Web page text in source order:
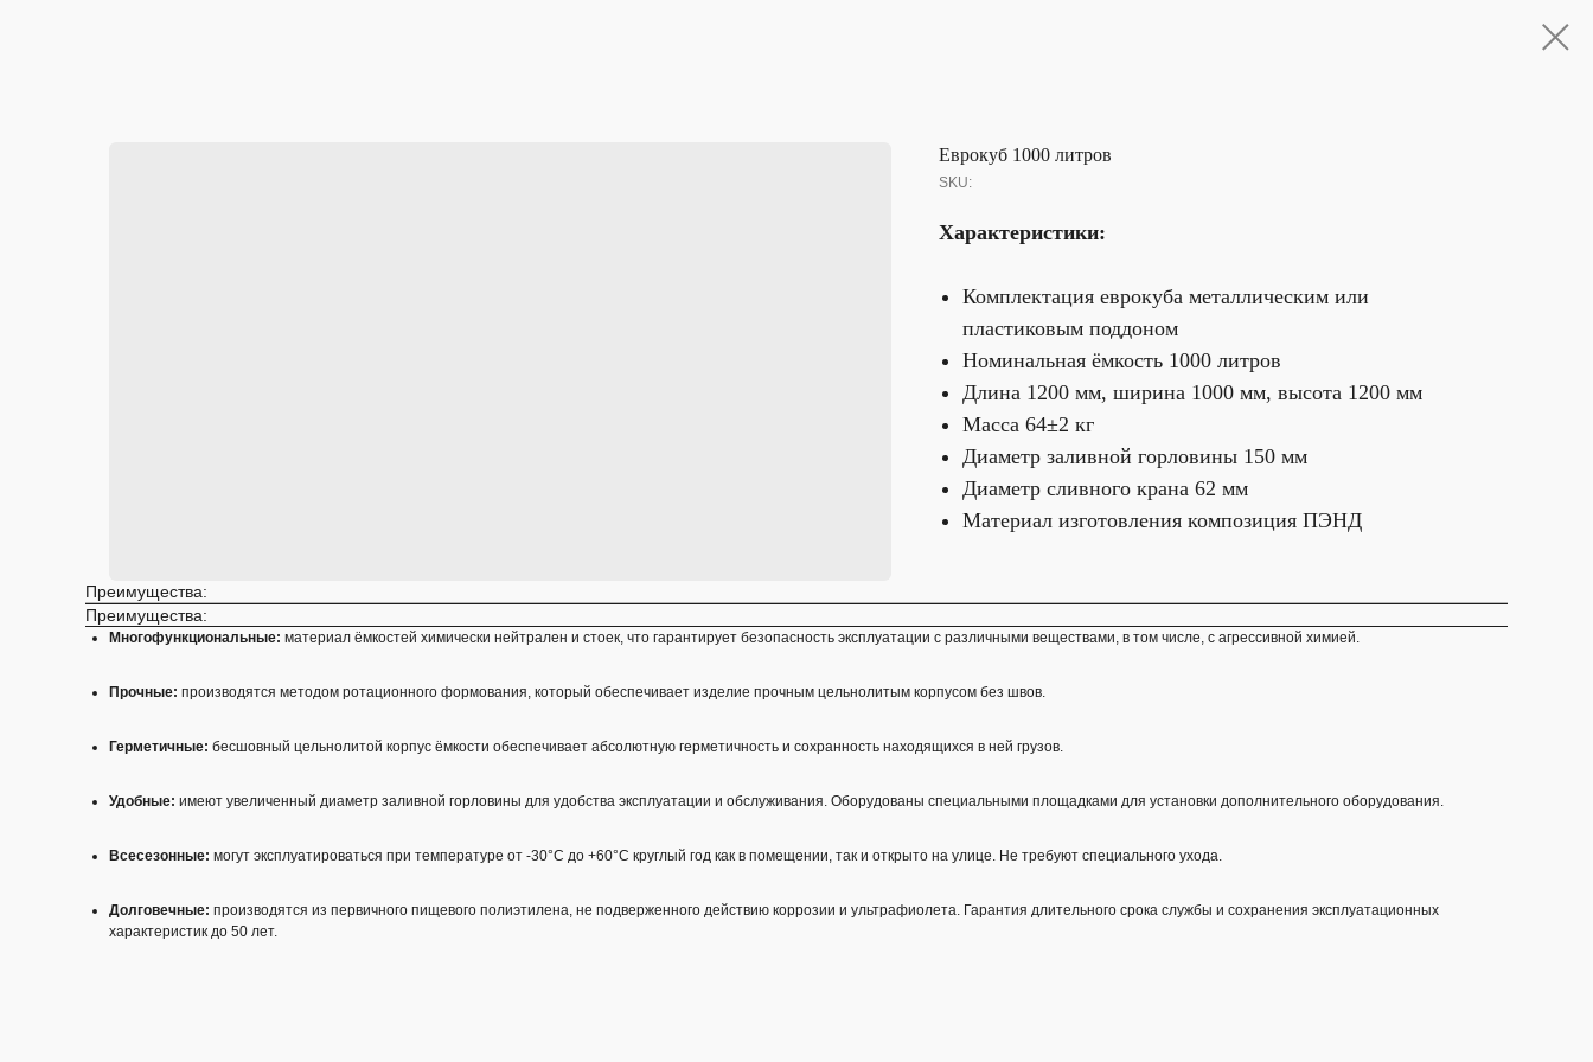
Еврокуб 1000 литров
SKU:
Характеристики:
Комплектация еврокуба металлическим или
пластиковым поддоном
Номинальная ёмкость 1000 литров
Длина 1200 мм, ширина 1000 мм, высота 1200 мм
Масса 64±2 кг
Диаметр заливной горловины 150 мм
Диаметр сливного крана 62 мм
Материал изготовления композиция ПЭНД
Преимущества:
Преимущества:
Многофункциональные: материал ёмкостей химически нейтрален и стоек, что гарантирует безопасность эксплуатации с различными веществами, в том числе, с агрессивной химией.
Прочные: производятся методом ротационного формования, который обеспечивает изделие прочным цельнолитым корпусом без швов.
Герметичные: бесшовный цельнолитой корпус ёмкости обеспечивает абсолютную герметичность и сохранность находящихся в ней грузов.
Удобные: имеют увеличенный диаметр заливной горловины для удобства эксплуатации и обслуживания. Оборудованы специальными площадками для установки дополнительного оборудования.
Всесезонные: могут эксплуатироваться при температуре от -30°С до +60°С круглый год как в помещении, так и открыто на улице. Не требуют специального ухода.
Долговечные: производятся из первичного пищевого полиэтилена, не подверженного действию коррозии и ультрафиолета. Гарантия длительного срока службы и сохранения эксплуатационных
характеристик до 50 лет.